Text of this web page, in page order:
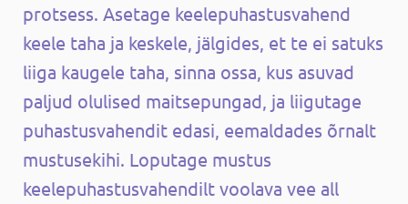
protsess. Asetage keelepuhastusvahend
keele taha ja keskele, jälgides, et te ei satuks
liiga kaugele taha, sinna ossa, kus asuvad
paljud olulised maitsepungad, ja liigutage
puhastusvahendit edasi, eemaldades õrnalt
mustusekihi. Loputage mustus
keelepuhastusvahendilt voolava vee all